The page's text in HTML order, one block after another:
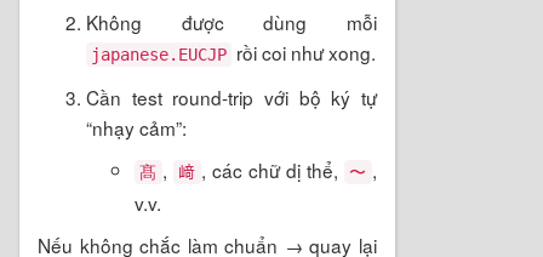
Không được dùng mỗi
japanese.EUCJP rồi coi như xong.
Cần test round-trip với bộ ký tự
“nhạy cảm”:
髙 , 﨑 , các chữ dị thể, 〜 ,
v.v.
Nếu không chắc làm chuẩn → quay lại